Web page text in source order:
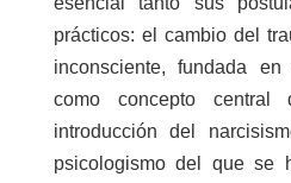
prácticos: el cambio del
inconsciente, fundada
como concepto central
introducción del
psicologismo del que se